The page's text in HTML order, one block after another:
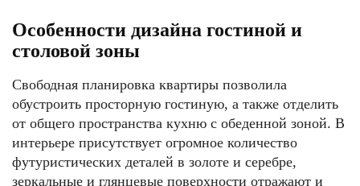
Особенности дизайна гостиной и
столовой зоны
Свободная планировка квартиры позволила
обустроить просторную гостиную, а также отделить
от общего пространства кухню с обеденной зоной. В
интерьере присутствует огромное количество
футуристических деталей в золоте и серебре,
зеркальные и глянцевые поверхности отражают и